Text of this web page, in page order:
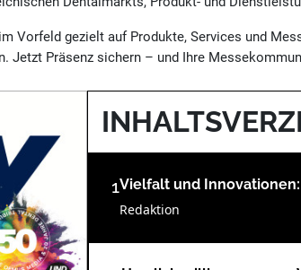
Vorfeld gezielt auf Produkte, Services und
Jetzt Präsenz sichern – und Ihre
1Vielfalt und Innovationen:
Redaktion